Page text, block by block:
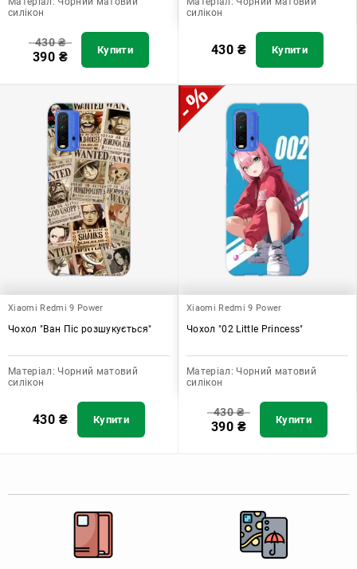
силікон
430₴
390 ₴ Купити
силікон
430 ₴ Купити
Xiaomi Redmi 9 Power
Чохол "Ван Піс розшукується"
Матеріал: Чорний матовий
силікон
430 ₴ Купити
Xiaomi Redmi 9 Power
Чохол "02 Little Princess"
Матеріал: Чорний матовий
силікон
430₴
390 ₴ Купити